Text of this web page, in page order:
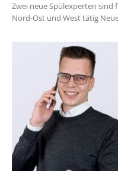
Zwei neue Spülexperten sind
Nord-Ost und West tätig